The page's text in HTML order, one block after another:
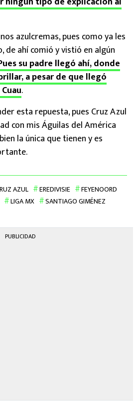
azulcremas, pues como ya les
de ahí comió y vistió en algún
su padre llegó ahí, donde
a pesar de que llegó
.
esta repuesta, pues Cruz Azul
con mis Águilas del América
la única que tienen y es
AZUL EREDIVISIE
FEYENOORD
LIGA MX
SANTIAGO GIMÉNEZ
PUBLICIDAD